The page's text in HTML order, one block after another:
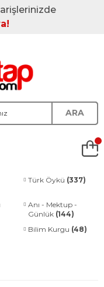
ARA
Türk Öykü (337)
Anı - Mektup -
Günlük (144)
Bilim Kurgu (48)